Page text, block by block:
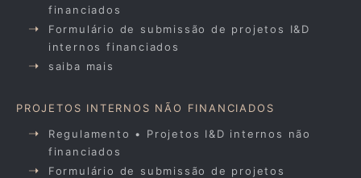
financiados
Formulário de submissão de projetos I&D
internos financiados
saiba mais
PROJETOS INTERNOS NÃO FINANCIADOS
Regulamento • Projetos I&D internos não
financiados
Formulário de submissão de projetos